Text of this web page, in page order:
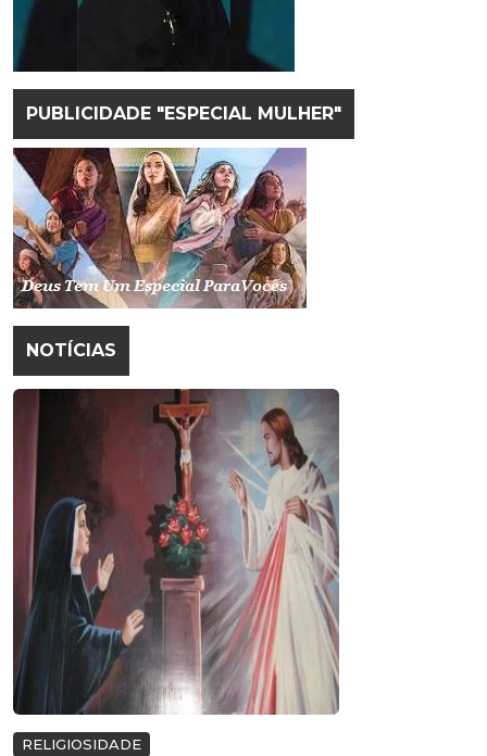
PUBLICIDADE "ESPECIAL MULHER"
NOTÍCIAS
RELIGIOSIDADE